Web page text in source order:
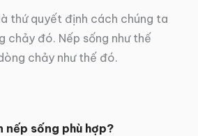
thứ quyết định cách chúng ta
chảy đó. Nếp sống như thế
chảy như thế đó.
nếp sống phù hợp?